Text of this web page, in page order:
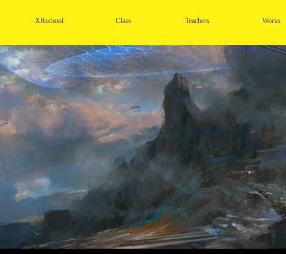
XRschool Class Teachers Works